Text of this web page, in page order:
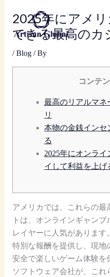
content
2025年にアメ
できる最高のカ
/Blog/ By
コンテ
最高のリアルマネ
リ
本物の金銭インセ
る
2025年にオンラ
イして利益を上げ
アメリカでは、これらの最
トは、オンラインギャン
レイヤーに人気がありま
特別な報酬を提供し、現地
安全で楽しいゲーム体験
ソフトウェア会社が、こ